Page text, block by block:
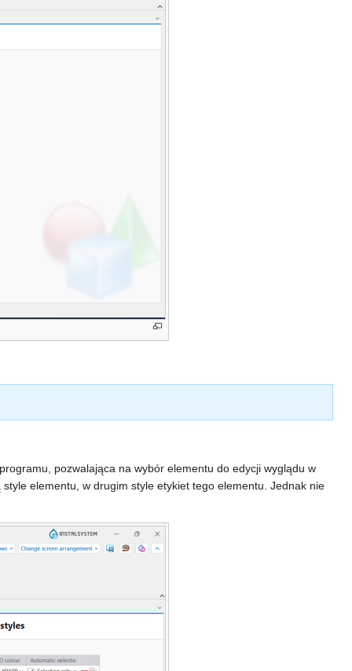
pozwalająca na wybór elementu do edycji wyglądu w
elementu, w drugim style etykiet tego elementu. Jednak nie